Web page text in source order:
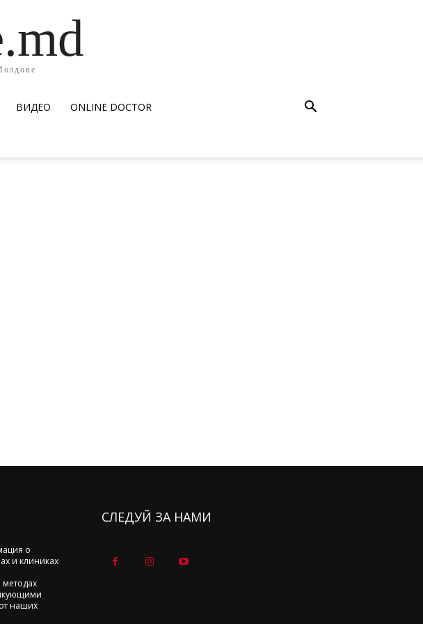
ВИДЕО ОNLINE DOCTOR
о
и клиниках
методах
наших
СЛЕДУЙ ЗА НАМИ